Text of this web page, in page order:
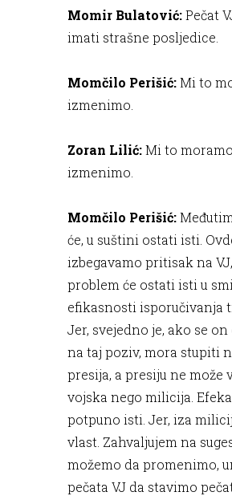
Momir Bulatović:Pečat
imati strašne posljedice.
Momčilo Perišić:Mi to
izmenimo.
Zoran Lilić:Mi to
izmenimo.
Momčilo Perišić:
će, u suštini ostati isti.
izbegavamo pritisak na
problem će ostati isti u
efikasnosti isporučivanja
Jer, svejedno je, ako se
na taj poziv, mora stupiti
presija, a presiju ne može
vojska nego milicija.
potpuno isti. Jer, iza
vlast. Zahvaljujem na
možemo da promenimo,
pečata VJ da stavimo